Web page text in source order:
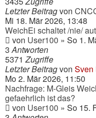
Letzter Beitragvon
Mi 18. Mär 2026, 13:48
WeichEi schaltet /nie/
von User100 » So 1.
3Antworten
5371Zugriffe
Letzter Beitragvon Sven
Mo 2. Mär 2026, 11:50
Nachfrage: M-Gleis
gefaehrlich ist das?
von User100 » So 15.